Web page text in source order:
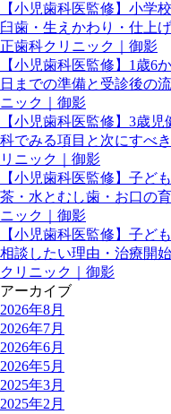
【小児歯科医監修】小学
臼歯・生えかわり・仕上
正歯科クリニック｜御影
【小児歯科医監修】1歳6
日までの準備と受診後の
ニック｜御影
【小児歯科医監修】3歳
科でみる項目と次にすべ
リニック｜御影
【小児歯科医監修】子ど
茶・水とむし歯・お口の
ニック｜御影
【小児歯科医監修】子ど
相談したい理由・治療開
クリニック｜御影
アーカイブ
2026年8月
2026年7月
2026年6月
2026年5月
2025年3月
2025年2月